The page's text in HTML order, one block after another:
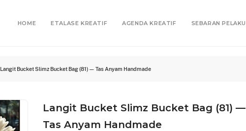
HOME ETALASE KREATIF AGENDA KREATIF SEBARAN PELAKU
Langit Bucket Slimz Bucket Bag (81) — Tas Anyam Handmade
Langit Bucket Slimz Bucket Bag (81) —
Tas Anyam Handmade